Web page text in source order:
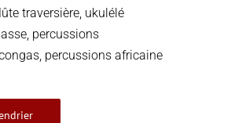
traversière, ukulélé
percussions
percussions africaine